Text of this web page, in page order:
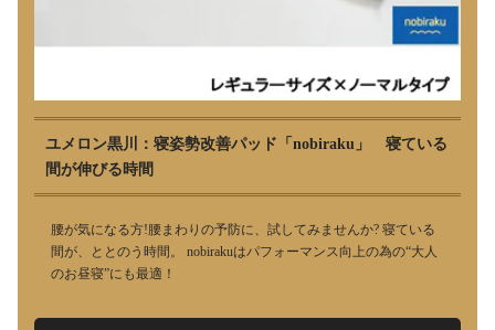
ユメロン黒川：寝姿勢改善パッド「nobiraku」 寝ている
間が伸びる時間
腰が気になる方!腰まわりの予防に、試してみませんか? 寝ている
間が、ととのう時間。 nobirakuはパフォーマンス向上の為の“大人
のお昼寝”にも最適！